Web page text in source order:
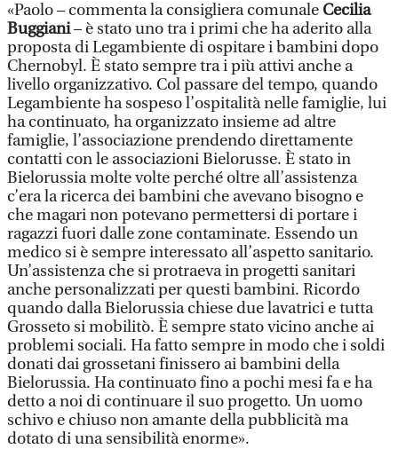
«Paolo – commenta la consigliera comunale Cecilia
Buggiani– è stato uno tra i primi che ha aderito alla
proposta di Legambiente di ospitare i bambini dopo
Chernobyl. È stato sempre tra i più attivi anche a
livello organizzativo. Col passare del tempo, quando
Legambiente ha sospeso l’ospitalità nelle famiglie, lui
ha continuato, ha organizzato insieme ad altre
famiglie, l’associazione prendendo direttamente
contatti con le associazioni Bielorusse. È stato in
Bielorussia molte volte perché oltre all’assistenza
c’era la ricerca dei bambini che avevano bisogno e
che magari non potevano permettersi di portare i
ragazzi fuori dalle zone contaminate. Essendo un
medico si è sempre interessato all’aspetto sanitario.
Un’assistenza che si protraeva in progetti sanitari
anche personalizzati per questi bambini. Ricordo
quando dalla Bielorussia chiese due lavatrici e tutta
Grosseto si mobilitò. È sempre stato vicino anche ai
problemi sociali. Ha fatto sempre in modo che i soldi
donati dai grossetani finissero ai bambini della
Bielorussia. Ha continuato fino a pochi mesi fa e ha
detto a noi di continuare il suo progetto. Un uomo
schivo e chiuso non amante della pubblicità ma
dotato di una sensibilità enorme».